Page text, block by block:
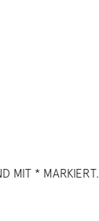
MIT * MARKIERT.